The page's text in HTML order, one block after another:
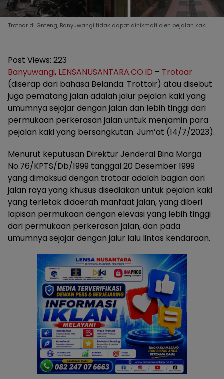
Trotoar di Gnteng, Banyuwangi tidak dapat dinikmati oleh pejalan kaki.
Post Views: 223
Banyuwangi, LENSANUSANTARA.CO.ID – Trotoar
(diserap dari bahasa Belanda: Trottoir) atau disebut
juga pematang jalan adalah jalur pejalan kaki yang
umumnya sejajar dengan jalan dan lebih tinggi dari
permukaan perkerasan jalan untuk menjamin para
pejalan kaki yang bersangkutan. Jum’at (14/7/2023).
Menurut keputusan Direktur Jenderal Bina Marga
No.76/KPTS/Db/1999 tanggal 20 Desember 1999
yang dimaksud dengan trotoar adalah bagian dari
jalan raya yang khusus disediakan untuk pejalan kaki
yang terletak didaerah manfaat jalan, yang diberi
lapisan permukaan dengan elevasi yang lebih tinggi
dari permukaan perkerasan jalan, dan pada
umumnya sejajar dengan jalur lalu lintas kendaraan.